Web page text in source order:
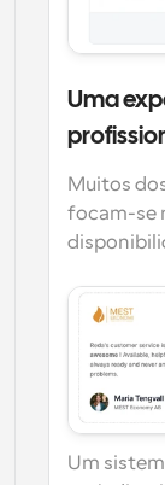
Uma
Muitos
focam-se
Um